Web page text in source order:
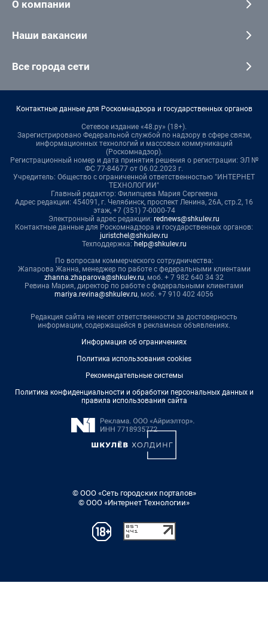
О компании
Наши вакансии
Все города сети
Контактные данные для Роскомнадзора и государственных органов
Сетевое издание «48.ру» (18+).
Зарегистрировано Федеральной службой по надзору в сфере связи,
информационных технологий и массовых коммуникаций
(Роскомнадзор).
Регистрационный номер и дата принятия решения о регистрации: ЭЛ №
ФС 77-84677 от 06.02.2023 г.
Учредитель: Общество с ограниченной ответственностью "ИНТЕРНЕТ
ТЕХНОЛОГИИ"
Главный редактор: Филипцева Мария Сергеевна
Адрес редакции: 454091, г. Челябинск, проспект Ленина, 26А, стр.2, 16
этаж, +7 (351) 7-0000-74
Электронный адрес редакции: rednews@shkulev.ru
Контактные данные для Роскомнадзора и государственных органов:
juristchel@shkulev.ru
Техподдержка: help@shkulev.ru
По вопросам коммерческого сотрудничества:
Жапарова Жанна, менеджер по работе с федеральными клиентами
zhanna.zhaparova@shkulev.ru, моб. + 7 982 640 34 32
Ревина Мария, директор по работе с федеральными клиентами
mariya.revina@shkulev.ru, моб. +7 910 402 4056
Редакция сайта не несет ответственности за достоверность
информации, содержащейся в рекламных объявлениях.
Информация об ограничениях
Политика использования cookies
Рекомендательные системы
Политика конфиденциальности и обработки персональных данных и
правила использования сайта
© ООО «Сеть городских порталов»
© ООО «Интернет Технологии»